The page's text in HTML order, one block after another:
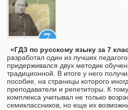
«ГДЗ по русскому языку за 7
разработал один из лучших
придерживался двух методик
традиционной. В итоге у него
пособие, на страницы которого
преподаватели и репетиторы. К
комплекса учитывал не только
семиклассников, но еще их